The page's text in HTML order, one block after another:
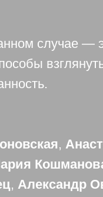
случае —
,
, Александр